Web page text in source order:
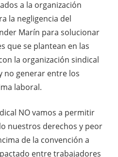
a la organización
la negligencia del
Marín para solucionar
que se plantean en las
la organización sindical
no generar entre los
laboral.
NO vamos a permitir
nuestros derechos y peor
de la convención a
entre trabajadores